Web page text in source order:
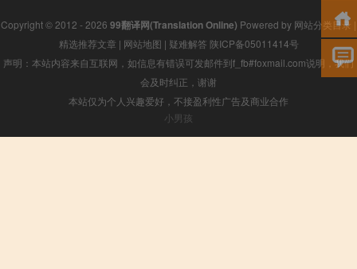
Copyright © 2012 - 2026 99翻译网(Translation Online) Powered by 网站分类目录 |
精选推荐文章 | 网站地图 | 疑难解答 陕ICP备05011414号
声明：本站内容来自互联网，如信息有错误可发邮件到f_fb#foxmail.com说明，我们
会及时纠正，谢谢
本站仅为个人兴趣爱好，不接盈利性广告及商业合作
小男孩